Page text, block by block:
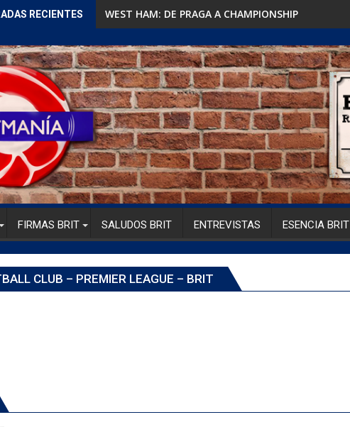
RECIENTES WEST HAM: DE PRAGA A CHAMPIONSHIP
FIRMAS BRIT SALUDOS BRIT ENTREVISTAS ESENCIA BRIT
CLUB – PREMIER LEAGUE – BRIT